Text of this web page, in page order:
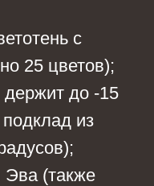
с
25 цветов);
держит до -15
из
(также